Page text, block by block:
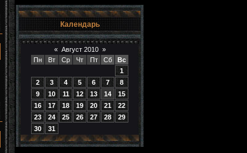
Календарь
« Август 2010 »
Пн
Вт Ср Чт Пт Сб
Вс
1
2
3 4 5 6 7
8
9
10 11 12 13 14
15
16
17 18 19 20 21
22
23
24 25 26 27 28
29
30
31